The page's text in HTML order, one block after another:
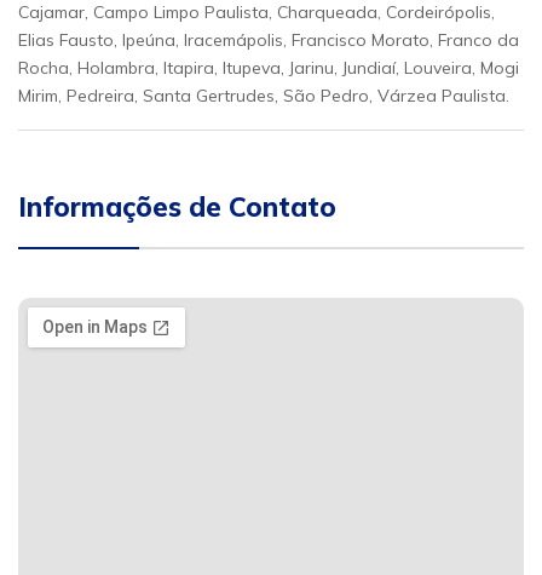
Cajamar, Campo Limpo Paulista, Charqueada, Cordeirópolis,
Elias Fausto, Ipeúna, Iracemápolis, Francisco Morato, Franco da
Rocha, Holambra, Itapira, Itupeva, Jarinu, Jundiaí, Louveira, Mogi
Mirim, Pedreira, Santa Gertrudes, São Pedro, Várzea Paulista.
Informações de Contato